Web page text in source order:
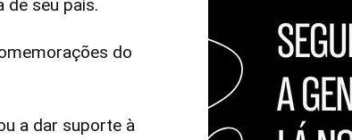
de seu país.
do
a dar suporte à